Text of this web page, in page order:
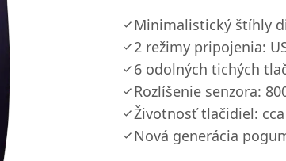
Minimalistický štíhly
2 režimy pripojenia:
6 odolných tichých
Rozlíšenie senzora:
Životnosť tlačidiel:
Nová generácia